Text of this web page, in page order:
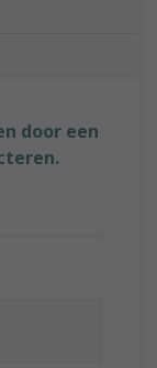
door een